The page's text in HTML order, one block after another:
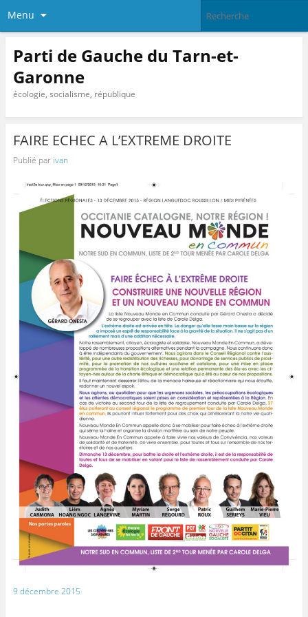
Menu
Parti de Gauche du Tarn-et-
Garonne
écologie, socialisme, république
FAIRE ECHEC A L’EXTREME DROITE
Publié par ivan
9 décembre 2015